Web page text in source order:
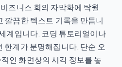
즈니스 회의 자막화에 탁월
깔끔한 텍스트 기록을 만듭니
계입니다. 코딩 튜토리얼이나
한계가 분명해집니다. 단순 오
인 화면상의 시각 정보를 놓